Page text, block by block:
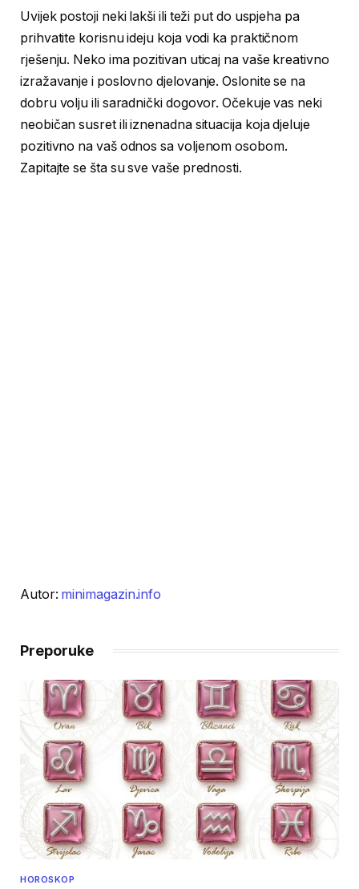
Uvijek postoji neki lakši ili teži put do uspjeha pa
prihvatite korisnu ideju koja vodi ka praktičnom
rješenju. Neko ima pozitivan uticaj na vaše kreativno
izražavanje i poslovno djelovanje. Oslonite se na
dobru volju ili saradnički dogovor. Očekuje vas neki
neobičan susret ili iznenadna situacija koja djeluje
pozitivno na vaš odnos sa voljenom osobom.
Zapitajte se šta su sve vaše prednosti.
Autor: minimagazin.info
Preporuke
HOROSKOP